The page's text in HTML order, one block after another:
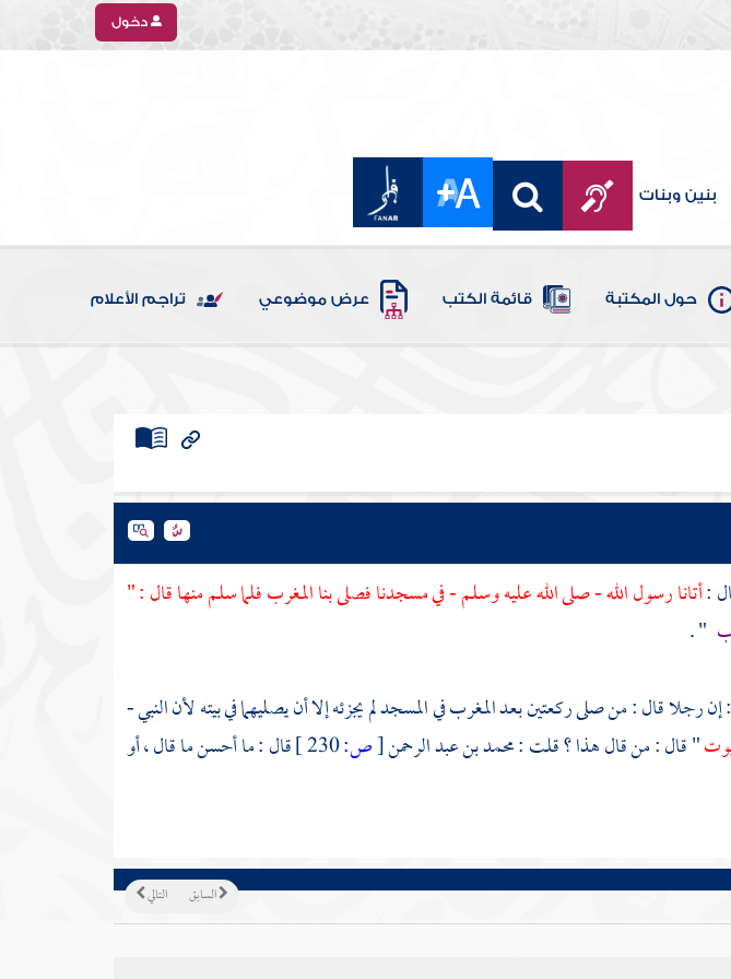
دخول
بنين وبنات
حول المكتبة قائمة الكتب عرض موضوعي تراجم الأعلام
:أتانا رسول الله - صلى الله عليه وسلم - في مسجدنا فصلى بنا المغرب فلما سلم منها قال : "
" .
رجلا قال : من صلى ركعتين بعد المغرب في المسجد لم يجزئه إلا أن يصليهما في بيته لأن النبي -
" قال : من قال هذا ؟ قلت :محمد بن عبد الرحمن[ص:230 ]
قال : ما أحسن ما قال ، أو
التالي السابق